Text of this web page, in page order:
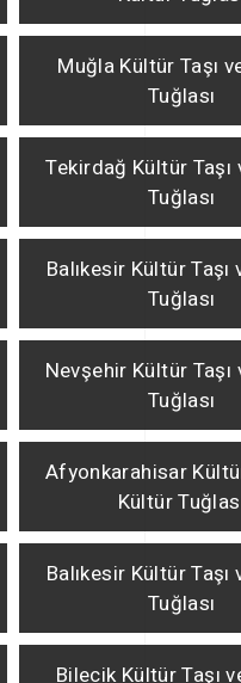
Muğla Kültür Taşı
Tuğlası
Tekirdağ Kültür Taşı
Tuğlası
Balıkesir Kültür Taşı
Tuğlası
Nevşehir Kültür Taşı
Tuğlası
Afyonkarahisar
Kültür
Balıkesir Kültür Taşı
Tuğlası
Bilecik Kültür Taşı